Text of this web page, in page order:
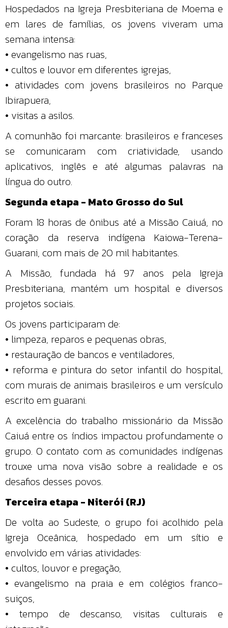
Hospedados na Igreja Presbiteriana de Moema e
em lares de famílias, os jovens viveram uma
semana intensa:
• evangelismo nas ruas,
• cultos e louvor em diferentes igrejas,
• atividades com jovens brasileiros no Parque
Ibirapuera,
• visitas a asilos.
A comunhão foi marcante: brasileiros e franceses
se comunicaram com criatividade, usando
aplicativos, inglês e até algumas palavras na
língua do outro.
Segunda etapa - Mato Grosso do Sul
Foram 18 horas de ônibus até a Missão Caiuá, no
coração da reserva indígena Kaiowa-Terena-
Guarani, com mais de 20 mil habitantes.
A Missão, fundada há 97 anos pela Igreja
Presbiteriana, mantém um hospital e diversos
projetos sociais.
Os jovens participaram de:
• limpeza, reparos e pequenas obras,
• restauração de bancos e ventiladores,
• reforma e pintura do setor infantil do hospital,
com murais de animais brasileiros e um versículo
escrito em guarani.
A excelência do trabalho missionário da Missão
Caiuá entre os índios impactou profundamente o
grupo. O contato com as comunidades indígenas
trouxe uma nova visão sobre a realidade e os
desafios desses povos.
Terceira etapa - Niterói (RJ)
De volta ao Sudeste, o grupo foi acolhido pela
Igreja Oceânica, hospedado em um sítio e
envolvido em várias atividades:
• cultos, louvor e pregação,
• evangelismo na praia e em colégios franco-
suiços,
• tempo de descanso, visitas culturais e